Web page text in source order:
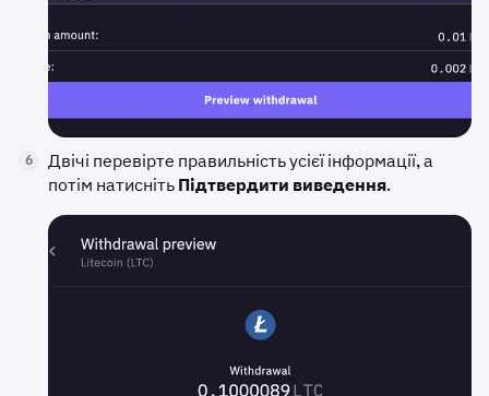
6
Двічі перевірте правильність усієї інформації, а
потім натиснітьПідтвердити виведення.